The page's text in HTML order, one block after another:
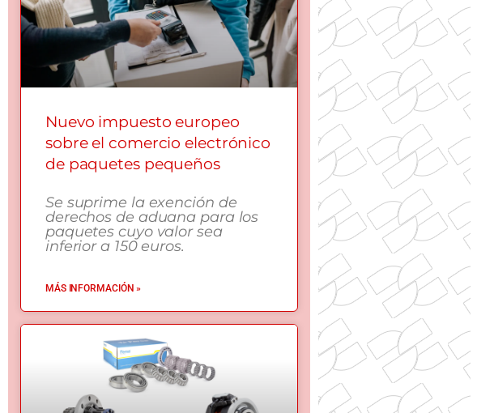
Nuevo impuesto europeo
sobre el comercio electrónico
de paquetes pequeños
Se suprime la exención de
derechos de aduana para los
paquetes cuyo valor sea
inferior a 150 euros.
MÁS INFORMACIÓN »